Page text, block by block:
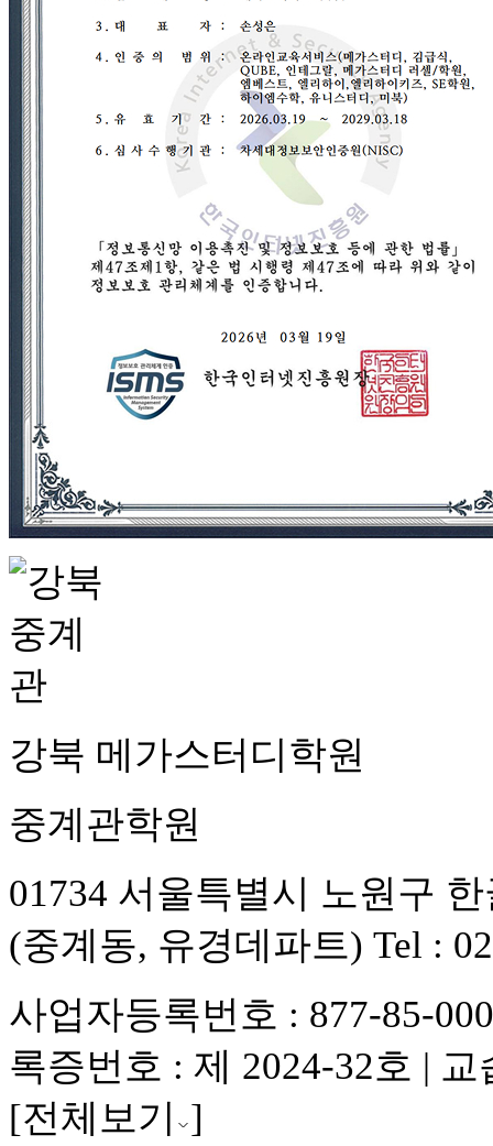
강북 메가스터디학원
중계관학원
01734 서울특별시 노원구
(중계동, 유경데파트) Tel :
사업자등록번호 : 877-85-
록증번호 : 제 2024-32호 |
[전체보기 ]